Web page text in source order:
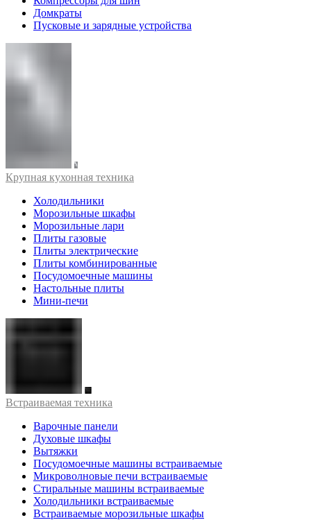
Домкраты
Пусковые и зарядные устройства
Крупная кухонная техника
Холодильники
Морозильные шкафы
Морозильные лари
Плиты газовые
Плиты электрические
Плиты комбинированные
Посудомоечные машины
Настольные плиты
Мини-печи
Встраиваемая техника
Варочные панели
Духовые шкафы
Вытяжки
Посудомоечные машины встраиваемые
Микроволновые печи встраиваемые
Стиральные машины встраиваемые
Холодильники встраиваемые
Встраиваемые морозильные шкафы